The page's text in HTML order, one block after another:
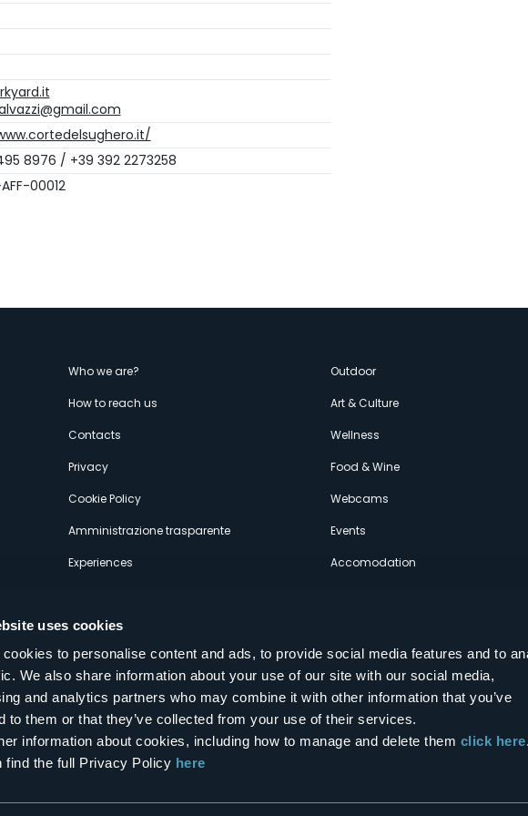
uses cookies
cookies to personalise content and ads, to provide social media features and to
We also share information about your use of our site with our social media,
and analytics partners who may combine it with other information that you’ve
to them or that they’ve collected from your use of their services.
information about cookies, including how to manage and delete them click here.
find the full Privacy Policy here
8976 / +39 392 2273258
00012
Menù
secondario
Who we are?
How to reach us
Contacts
Privacy
Cookie Policy
Amministrazione trasparente
Experiences
Outdoor
Art & Culture
Wellness
Food & Wine
Webcams
Events
Accomodation
- 28838 Stresa VB - Italy
Follow us on our social networks